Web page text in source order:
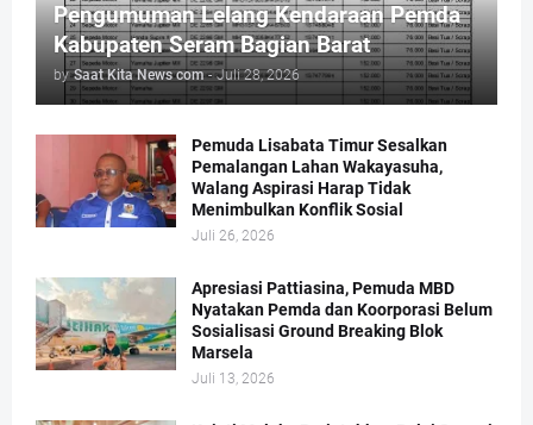
Pengumuman Lelang Kendaraan Pemda
Kabupaten Seram Bagian Barat
by Saat Kita News com - Juli 28, 2026
Pemuda Lisabata Timur Sesalkan
Pemalangan Lahan Wakayasuha,
Walang Aspirasi Harap Tidak
Menimbulkan Konflik Sosial
Juli 26, 2026
Apresiasi Pattiasina, Pemuda MBD
Nyatakan Pemda dan Koorporasi Belum
Sosialisasi Ground Breaking Blok
Marsela
Juli 13, 2026